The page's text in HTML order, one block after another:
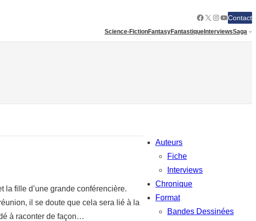
Facebook
X Instagram
YouTube
Contact
Science-FictionFantasyFantastiqueInterviewsSaga
la fille d’une grande conférencière.
il se doute que cela sera lié à la
à raconter de façon…
Auteurs
Fiche
Interviews
Chronique
Format
Bandes Dessinées